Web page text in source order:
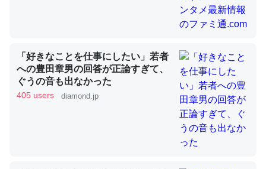
論文では「淡水はカルシウムも酸素も不足してて両方に不
利だから両方が拮抗してるのでは」とあって面白い。海に
いる鋏角類（カブトガニ・ウミグモ）はカルシウムを使わ
ずキチンを強化してる筈だが、酵素が違うのか？
─ニュース :: 【研究発表】昆虫学の大問題＝「昆虫はなぜ海にいな
「好きなことを仕事にしたい」若者
への豊田章男の回答が正論すぎて、
ぐうの音も出なかった
405 users diamond.jp